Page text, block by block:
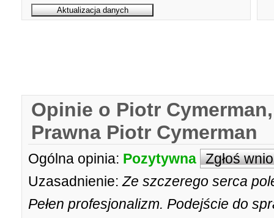
Opinie o Piotr
Prawna Piotr Cymerman
Ogólna opinia: Pozytywna Zgłoś
Uzasadnienie: Ze szczerego serca
Pełen profesjonalizm. Podejście do